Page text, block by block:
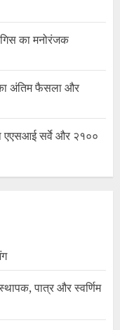
का मनोरंजक
का अंतिम फैसला और
एएसआई सर्वे और २१००
पात्र और स्वर्णिम